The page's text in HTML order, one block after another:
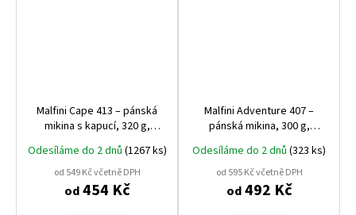
Malfini Cape 413 – pánská
mikina s kapucí, 320 g,
počesaná vnitřní strana,
nejprodávanější střih na trhu
Odesíláme do 2 dnů (1267 ks)
od 549 Kč včetně DPH
od454 Kč
Malfini Adventure 407 –
pánská mikina, 300 g,
hřejivá, kvalitní a odolná,
bestseller mezi pánskými
mikinami Malfini
Odesíláme do 2 dnů (323 ks)
od 595 Kč včetně DPH
od492 Kč